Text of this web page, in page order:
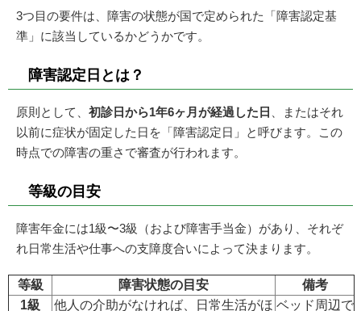
3つ目の要件は、障害の状態が国で定められた「障害認定基
準」に該当しているかどうかです。
障害認定日とは？
原則として、 初診日から1年6ヶ月が経過した日
、またはそれ
以前に症状が固定した日を「障害認定日」と呼びます。この
時点での障害の重さで審査が行われます。
等級の目安
障害年金には1級〜3級（および障害手当金）があり、それぞ
れ日常生活や仕事への支障度合いによって決まります。
等級 障害状態の目安
備考
1級
他人の介助がなければ、日常生活がほ ベッド周辺で